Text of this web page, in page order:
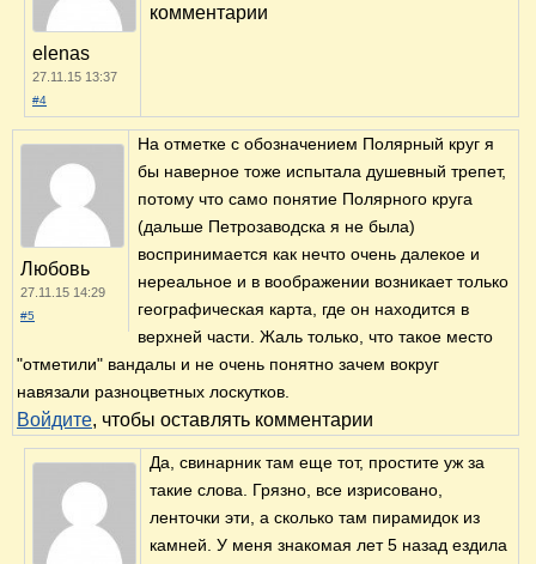
elenas
27.11.15 13:37
#4
комментарии
Любовь
27.11.15 14:29
#5
На отметке с обозначением Полярный круг я
бы наверное тоже испытала душевный трепет,
потому что само понятие Полярного круга
(дальше Петрозаводска я не была)
воспринимается как нечто очень далекое и
нереальное и в воображении возникает только
географическая карта, где он находится в
верхней части. Жаль только, что такое место
"отметили" вандалы и не очень понятно зачем вокруг
навязали разноцветных лоскутков.
Войдите, чтобы оставлять комментарии
Да, свинарник там еще тот, простите уж за
такие слова. Грязно, все изрисовано,
ленточки эти, а сколько там пирамидок из
камней. У меня знакомая лет 5 назад ездила